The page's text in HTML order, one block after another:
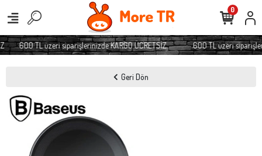
600 TL üzeri siparişlerinizde KARGO ÜCRETSİZ 600 TL üzeri
0
Geri Dön